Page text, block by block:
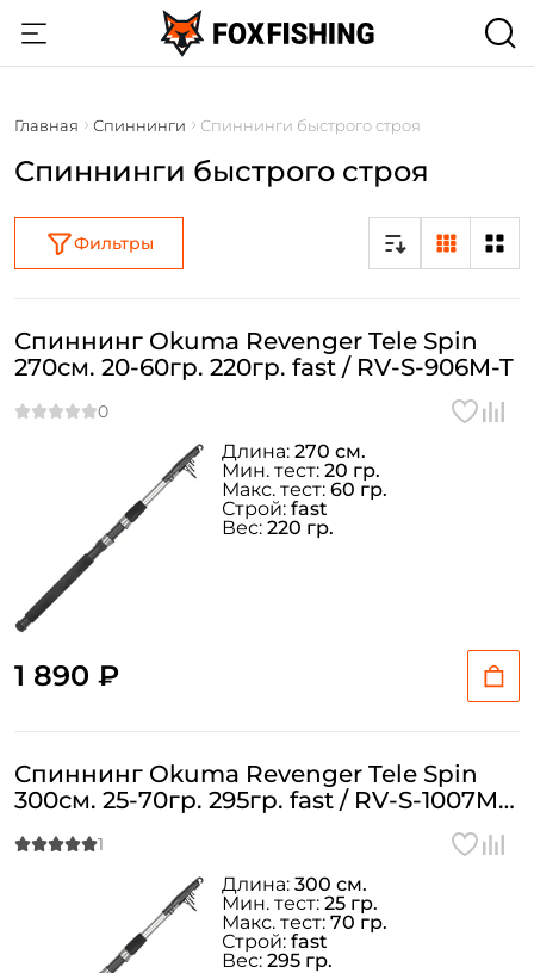
Главная Спиннинги Спиннинги быстрого строя
Спиннинги быстрого строя
Фильтры
Спиннинг Okuma Revenger Tele Spin
270см. 20-60гр. 220гр. fast / RV-S-906M-T
1 890 ₽
Длина: 270 см.
Мин. тест: 20 гр.
Макс. тест: 60 гр.
Строй: fast
Вес: 220 гр.
Спиннинг Okuma Revenger Tele Spin
300см. 25-70гр. 295гр. fast / RV-S-1007M-
Длина: 300 см.
Мин. тест: 25 гр.
Макс. тест: 70 гр.
Строй: fast
Вес: 295 гр.